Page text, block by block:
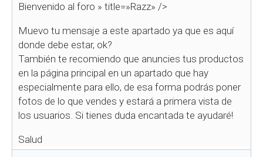
Bienvenido al foro » title=»Razz» />
Muevo tu mensaje a este apartado ya que es aquí
donde debe estar, ok?
También te recomiendo que anuncies tus productos
en la página principal en un apartado que hay
especialmente para ello, de esa forma podrás poner
fotos de lo que vendes y estará a primera vista de
los usuarios. Si tienes duda encantada te ayudaré!
Salud